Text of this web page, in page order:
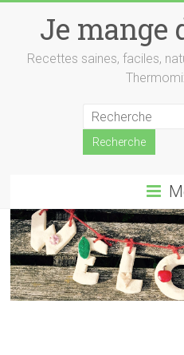
contentJe mange
Recettes saines, faciles,